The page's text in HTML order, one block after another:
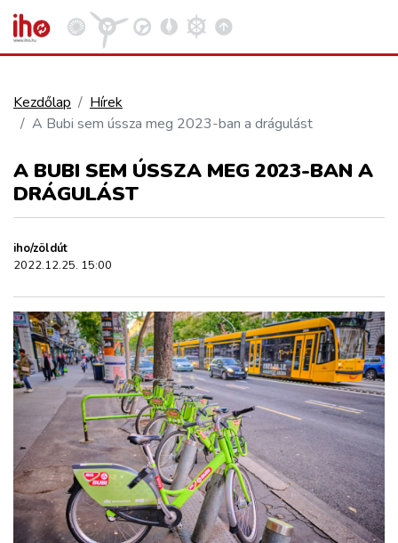
VASÚT
KÖZÚT
REPÜLÉS
KÖZLEKEDÉSFEJLESZTÉS
ELLÁTÁSI LÁNC
ZÖLDÚT
HAJÓZÁS
BLOG
Kosár megtekintése
Kezdőlap
Hírek
A Bubi sem ússza meg 2023-ban a drágulást
A BUBI SEM ÚSSZA MEG 2023-BAN A
DRÁGULÁST
iho/zöldút
2022.12.25. 15:00